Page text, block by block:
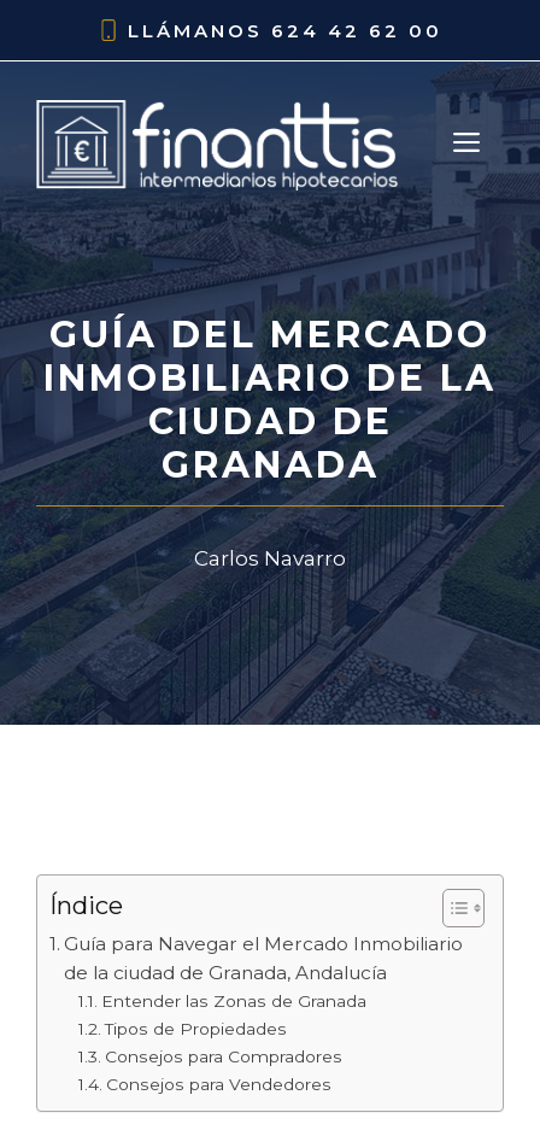
LLÁMANOS 624 42 62 00
GUÍA DEL MERCADO
INMOBILIARIO DE LA
CIUDAD DE
GRANADA
Carlos Navarro
Índice
Guía para Navegar el Mercado Inmobiliario
de la ciudad de Granada, Andalucía
Entender las Zonas de Granada
Tipos de Propiedades
Consejos para Compradores
Consejos para Vendedores